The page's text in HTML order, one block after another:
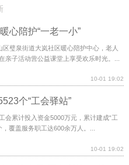
心陪护“一老一小”
区璧泉街道大岚社区暖心陪护中心，老人
亲子活动营公益课堂上享受欢乐时光。...
10-01 19:02
个“工会驿站”
会累计投入资金5000万元，累计建成“工
，覆盖服务职工达600余万人。...
10-01 19:02